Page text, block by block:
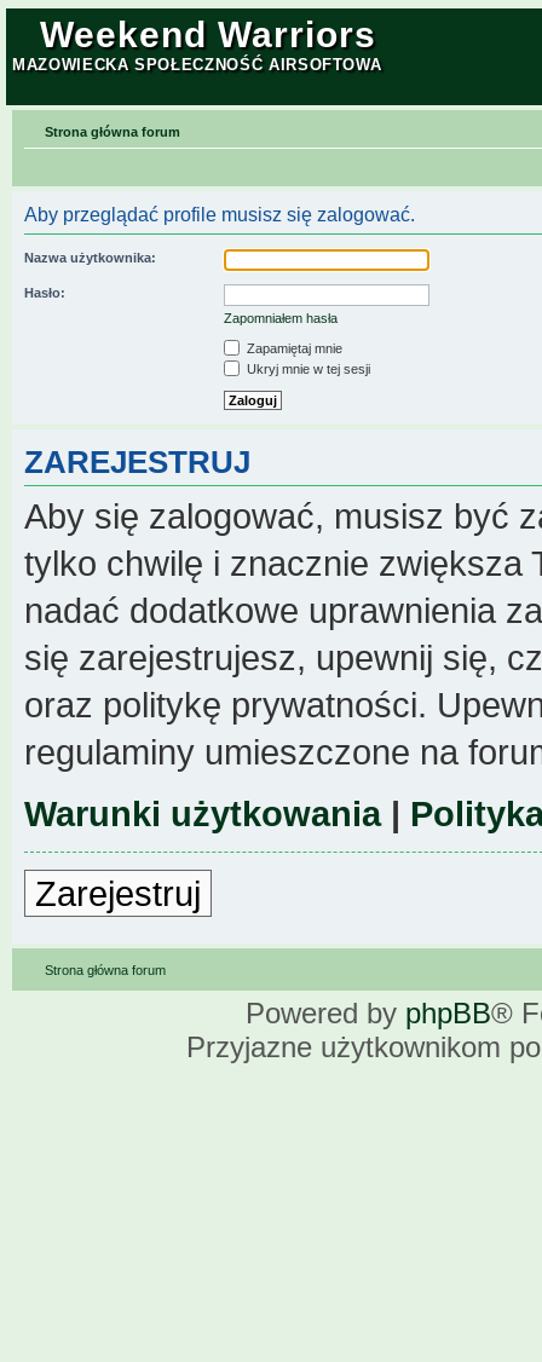
Weekend Warriors
MAZOWIECKA SPOŁECZNOŚĆ AIRSOFTOWA
Strona główna forum
Aby przeglądać profile musisz się zalogować.
Nazwa użytkownika:
Hasło:
Zapomniałem hasła
Zapamiętaj mnie
Ukryj mnie w tej sesji
ZAREJESTRUJ
Aby się zalogować, musisz być
tylko chwilę i znacznie zwiększa
nadać dodatkowe uprawnienia
się zarejestrujesz, upewnij się,
oraz politykę prywatności.
regulaminy umieszczone na
Warunki użytkowania|
Zarejestruj
Strona główna forum
Powered by phpBB®
Przyjazne użytkownikom